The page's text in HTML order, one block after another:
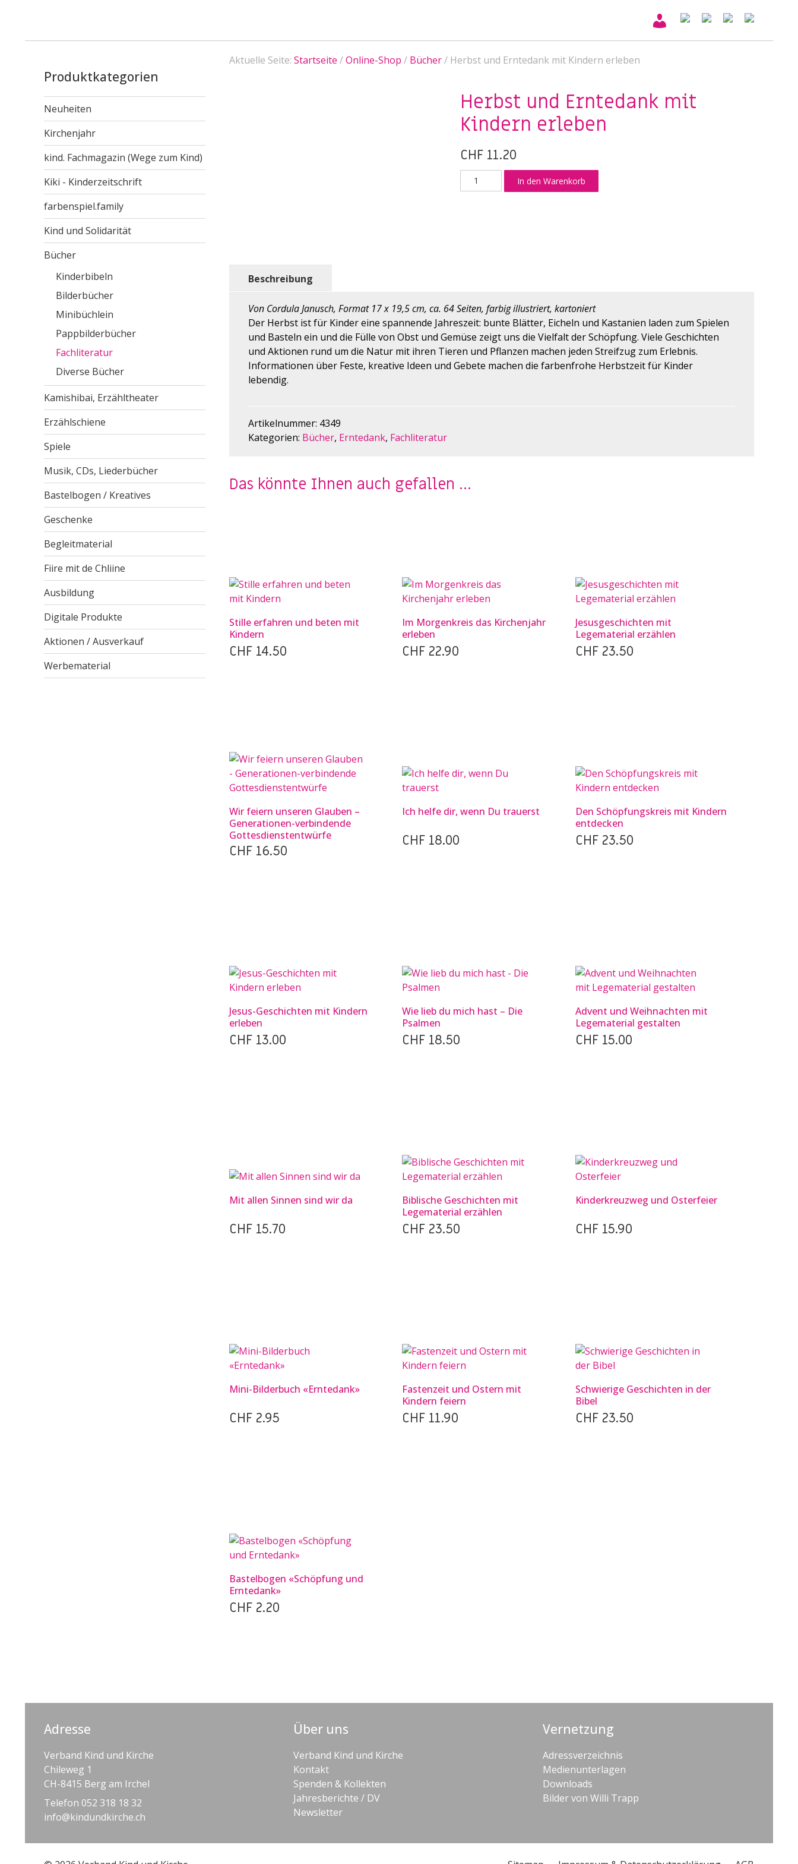
Produktkategorien
Neuheiten
Kirchenjahr
kind. Fachmagazin (Wege zum Kind)
Kiki - Kinderzeitschrift
farbenspiel.family
Kind und Solidarität
Bücher
Kinderbibeln
Bilderbücher
Minibüchlein
Pappbilderbücher
Fachliteratur
Diverse Bücher
Kamishibai, Erzähltheater
Erzählschiene
Spiele
Musik, CDs, Liederbücher
Bastelbogen / Kreatives
Geschenke
Begleitmaterial
Fiire mit de Chliine
Ausbildung
Digitale Produkte
Aktionen / Ausverkauf
Werbematerial
Aktuelle Seite: Startseite /Online-Shop / Bücher/Herbst und Erntedank mit Kindern erleben
Herbst und Erntedank mit
Kindern erleben
CHF11.20
Herbst
und
In den Warenkorb
Beschreibung
Von Cordula Janusch, Format 17 x 19,5 cm, ca. 64 Seiten, farbig illustriert, kartoniert
Der Herbst ist für Kinder eine spannende Jahreszeit: bunte Blätter, Eicheln und Kastanien laden zum Spielen
und Basteln ein und die Fülle von Obst und Gemüse zeigt uns die Vielfalt der Schöpfung. Viele Geschichten
und Aktionen rund um die Natur mit ihren Tieren und Pflanzen machen jeden Streifzug zum Erlebnis.
Informationen über Feste, kreative Ideen und Gebete machen die farbenfrohe Herbstzeit für Kinder
lebendig.
Artikelnummer: 4349
Kategorien: Bücher, Erntedank, Fachliteratur
Das könnte Ihnen auch gefallen …
Stille erfahren und beten mit
Kindern
CHF14.50
Im Morgenkreis das Kirchenjahr
erleben
CHF 22.90
Jesusgeschichten mit
Legematerial erzählen
CHF 23.50
Wir feiern unseren Glauben –
Generationen-verbindende
Gottesdienstentwürfe
CHF16.50
Ich helfe dir, wenn Du trauerst
CHF 18.00
Den Schöpfungskreis mit Kindern
entdecken
CHF 23.50
Jesus-Geschichten mit Kindern
erleben
CHF13.00
Wie lieb du mich hast – Die
Psalmen
CHF 18.50
Advent und Weihnachten mit
Legematerial gestalten
CHF 15.00
Mit allen Sinnen sind wir da
CHF15.70
Biblische Geschichten mit
Legematerial erzählen
CHF 23.50
Kinderkreuzweg und Osterfeier
CHF 15.90
Mini-Bilderbuch «Erntedank»
CHF2.95
Fastenzeit und Ostern mit
Kindern feiern
CHF 11.90
Schwierige Geschichten in der
Bibel
CHF 23.50
Bastelbogen «Schöpfung und
Erntedank»
CHF2.20
Adresse
Verband Kind und Kirche
Chileweg 1
CH-8415 Berg am Irchel
Telefon 052 318 18 32
info@kindundkirche.ch
Über uns
Verband Kind und Kirche
Kontakt
Spenden & Kollekten
Jahresberichte / DV
Newsletter
Vernetzung
Adressverzeichnis
Medienunterlagen
Downloads
Bilder von Willi Trapp